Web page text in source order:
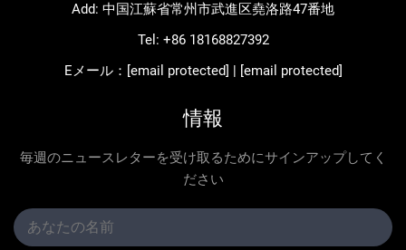
Add: 中国江蘇省常州市武進区堯洛路47番地
Tel: +86 18168827392
Eメール： [email protected] | [email protected]
情報
毎週のニュースレターを受け取るためにサインアップしてく
ださい